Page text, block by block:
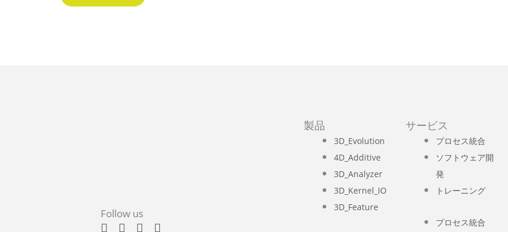
Follow us
製品
3D_Evolution
4D_Additive
3D_Analyzer
3D_Kernel_IO
3D_Feature
サービス
プロセス統合
ソフトウェア開
発
トレーニング
プロセス統合